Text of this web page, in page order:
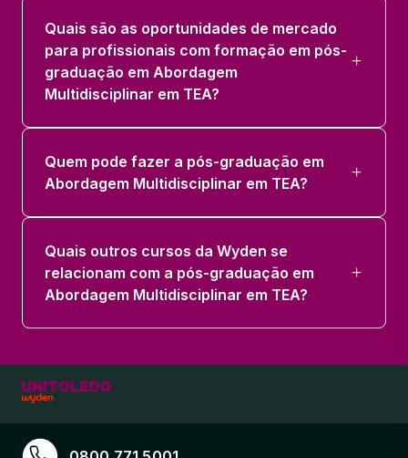
Quais são as oportunidades de mercado
para profissionais com formação em pós-
graduação em Abordagem
Multidisciplinar em TEA?
Quem pode fazer a pós-graduação em
Abordagem Multidisciplinar em TEA?
Quais outros cursos da Wyden se
relacionam com a pós-graduação em
Abordagem Multidisciplinar em TEA?